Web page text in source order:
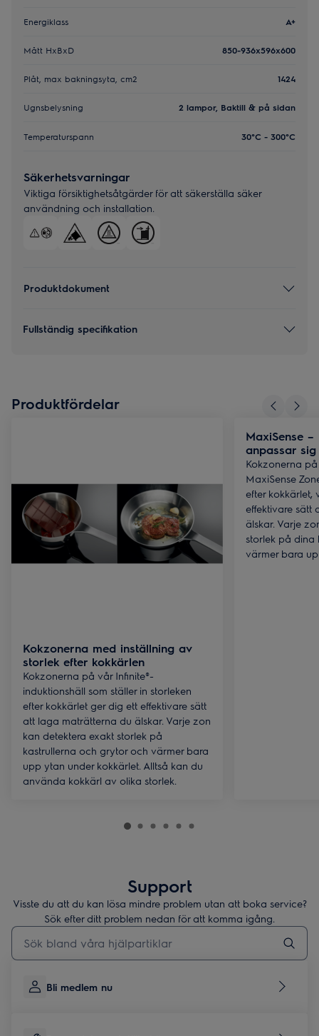
Energiklass A+
Mått HxBxD 850-936x596x600
Plåt, max bakningsyta, cm2 1424
Ugnsbelysning 2 lampor, Baktill & på sidan
Temperaturspann 30°C - 300°C
Säkerhetsvarningar
Viktiga försiktighetsåtgärder för att säkerställa säker
användning och installation.
Produktdokument
Fullständig specifikation
Produktfördelar
Kokzonerna med inställning av
storlek efter kokkärlen
Kokzonerna på vår Infinite®-
induktionshäll som ställer in storleken
efter kokkärlet ger dig ett effektivare sätt
att laga maträtterna du älskar. Varje zon
kan detektera exakt storlek på
kastrullerna och grytor och värmer bara
upp ytan under kokkärlet. Alltså kan du
använda kokkärl av olika storlek.
MaxiSense
anpassar
Kokzonerna
MaxiSense
efter kokkärlet,
effektivare sätt
älskar. Varje
storlek på dina
värmer bara
Support
Visste du att du kan lösa mindre problem utan att boka service?
Sök efter ditt problem nedan för att komma igång.
Skriv här för att söka i supportartiklar
Bli medlem nu